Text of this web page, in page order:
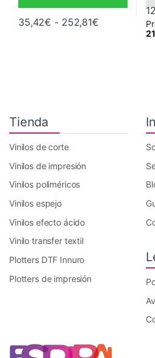
35,42€ - 252,81€Rango de
Este producto tiene múltiples
Tienda
Vinilos de corte
Vinilos de impresión
Vinilos poliméricos
Vinilos espejo
Vinilos efecto ácido
Vinilo transfer textil
Plotters DTF Innuro
Plotters de impresión